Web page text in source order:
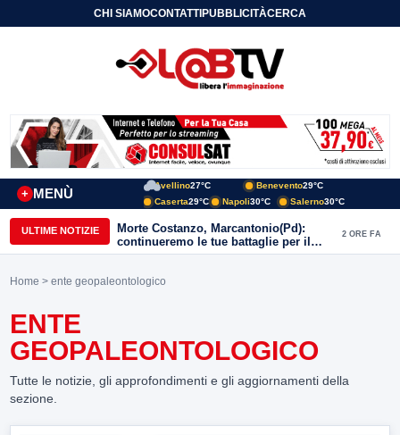
CHI SIAMOCONTATTIPUBBLICITÀCERCA
MENÙ
+
Avellino27°C Benevento29°C
Caserta29°C Napoli30°C Salerno30°C
ULTIME NOTIZIE
Morte Costanzo, Marcantonio(Pd):
continueremo le tue battaglie per il
Sannio
2 ORE FA
Home > ente geopaleontologico
ENTE
GEOPALEONTOLOGICO
Tutte le notizie, gli approfondimenti e gli aggiornamenti della
sezione.